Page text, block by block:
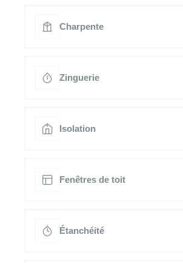
Charpente
Zinguerie
Isolation
Fenêtres de toit
Étanchéité